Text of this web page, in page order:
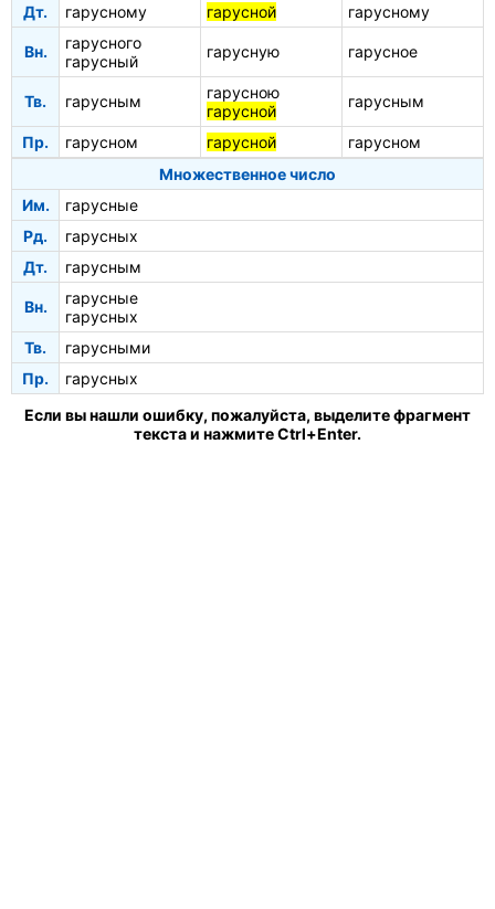
Дт.
гарусному гарусной гарусному
Вн.
гарусного
гарусный
гарусную гарусное
Тв. гарусным
гарусною
гарусной
гарусным
Пр. гарусном гарусной
гарусном
Множественное число
Им.
гарусные
Рд.
гарусных
Дт.
гарусным
Вн.
гарусные
гарусных
Тв.
гарусными
Пр.
гарусных
Если вы нашли ошибку, пожалуйста, выделите фрагмент
текста и нажмите Ctrl+Enter.